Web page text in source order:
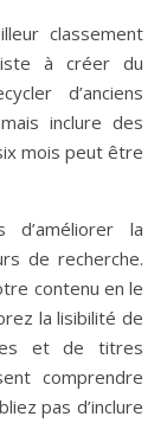
classement
à créer du
d’anciens
inclure des
mois peut être
d’améliorer la
de recherche.
contenu en le
la lisibilité de
et de titres
comprendre
pas d’inclure